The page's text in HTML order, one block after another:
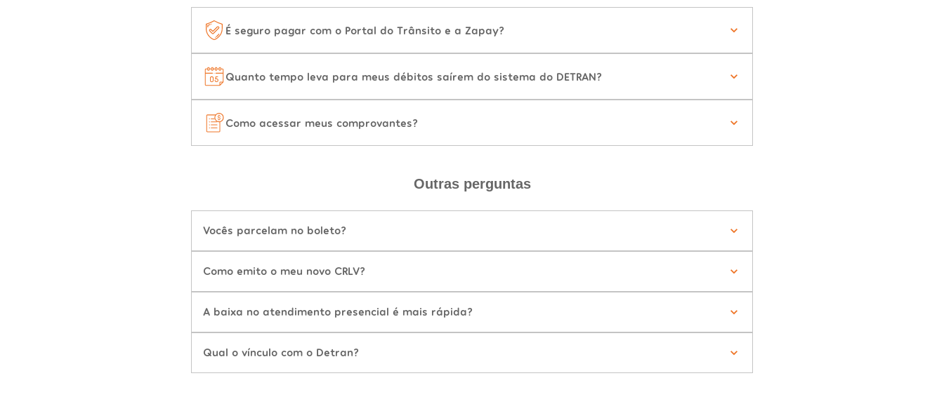
É seguro pagar com o Portal do Trânsito e a Zapay?
Quanto tempo leva para meus débitos saírem do sistema do DETRAN?
Como acessar meus comprovantes?
Outras perguntas
Vocês parcelam no boleto?
Como emito o meu novo CRLV?
A baixa no atendimento presencial é mais rápida?
Qual o vínculo com o Detran?